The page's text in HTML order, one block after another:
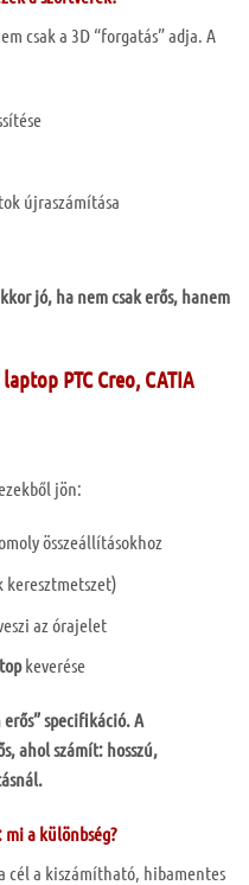
csak a 3D “forgatás” adja. A
újraszámítása
jó, ha nem csak erős, hanem
PTC Creo, CATIA
jön:
összeállításokhoz
keresztmetszet)
az órajelet
keverése
specifikáció.A
ahol számít: hosszú,
a különbség?
cél a kiszámítható, hibamentes